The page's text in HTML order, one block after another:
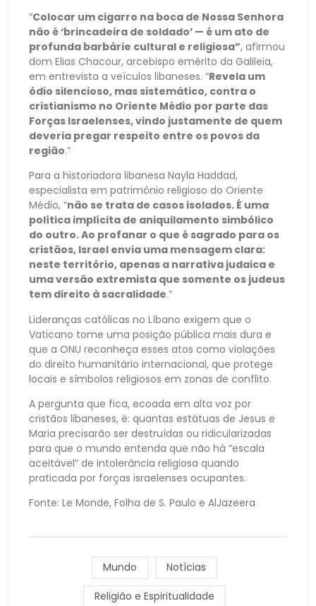
“Colocar um cigarro na boca de Nossa Senhora
não é ‘brincadeira de soldado’ — é um ato de
profunda barbárie cultural e religiosa”, afirmou
dom Elias Chacour, arcebispo emérito da Galileia,
em entrevista a veículos libaneses. “Revela um
ódio silencioso, mas sistemático, contra o
cristianismo no Oriente Médio por parte das
Forças Israelenses, vindo justamente de quem
deveria pregar respeito entre os povos da
região.”
Para a historiadora libanesa Nayla Haddad,
especialista em patrimônio religioso do Oriente
Médio, “não se trata de casos isolados. É uma
política implícita de aniquilamento simbólico
do outro. Ao profanar o que é sagrado para os
cristãos, Israel envia uma mensagem clara:
neste território, apenas a narrativa judaica e
uma versão extremista que somente os judeus
tem direito à sacralidade.”
Lideranças católicas no Líbano exigem que o
Vaticano tome uma posição pública mais dura e
que a ONU reconheça esses atos como violações
do direito humanitário internacional, que protege
locais e símbolos religiosos em zonas de conflito.
A pergunta que fica, ecoada em alta voz por
cristãos libaneses, é: quantas estátuas de Jesus e
Maria precisarão ser destruídas ou ridicularizadas
para que o mundo entenda que não há “escala
aceitável” de intolerância religiosa quando
praticada por forças israelenses ocupantes.
Fonte: Le Monde, Folha de S. Paulo e AlJazeera
Mundo Notícias
Religião e Espiritualidade